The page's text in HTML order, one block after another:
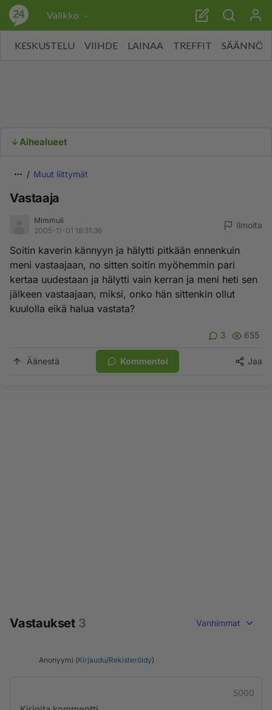
Valikko
KESKUSTELU VIIHDE LAINAA TREFFIT SÄÄNNÖT
Aihealueet
Muut liittymät
Vastaaja
Mimmuli
2005-11-01 18:31:36
Ilmoita
Soitin kaverin kännyyn ja hälytti pitkään ennenkuin
meni vastaajaan, no sitten soitin myöhemmin pari
kertaa uudestaan ja hälytti vain kerran ja meni heti sen
jälkeen vastaajaan, miksi, onko hän sittenkin ollut
kuulolla eikä halua vastata?
3 655
Äänestä Kommentoi Jaa
Vastaukset 3 Vanhimmat
Anonyymi (Kirjaudu/Rekisteröidy)
5000